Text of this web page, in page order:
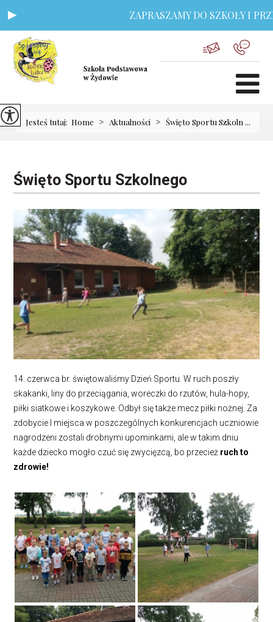
ZAPRASZAMY DO SZKOŁY I
Jesteś tutaj: Home > Aktualności > Święto Sportu Szkoln ...
Święto Sportu Szkolnego
14. czerwca br. świętowaliśmy Dzień Sportu. W ruch poszły
skakanki, liny do przeciągania, woreczki do rzutów, hula-hopy,
piłki siatkowe i koszykowe. Odbył się także mecz piłki nożnej. Za
zdobycie I miejsca w poszczególnych konkurencjach uczniowie
nagrodzeni zostali drobnymi upominkami, ale w takim dniu
każde dziecko mogło czuć się zwycięzcą, bo przecież ruch to
zdrowie!